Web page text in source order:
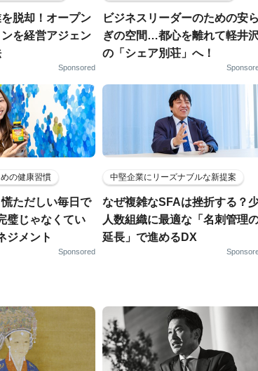
脱却！オープン
を経営アジェン
Sponsored
ビジネスリーダーのための安ら
ぎの空間…都心を離れて軽井沢
の「シェア別荘」へ！
の健康習慣
ただしい毎日で
璧じゃなくてい
ジメント
Sponsored
中堅企業にリーズナブルな新提案
なぜ複雑なSFAは挫折する？
人数組織に最適な「名刺管理
延長」で進めるDX